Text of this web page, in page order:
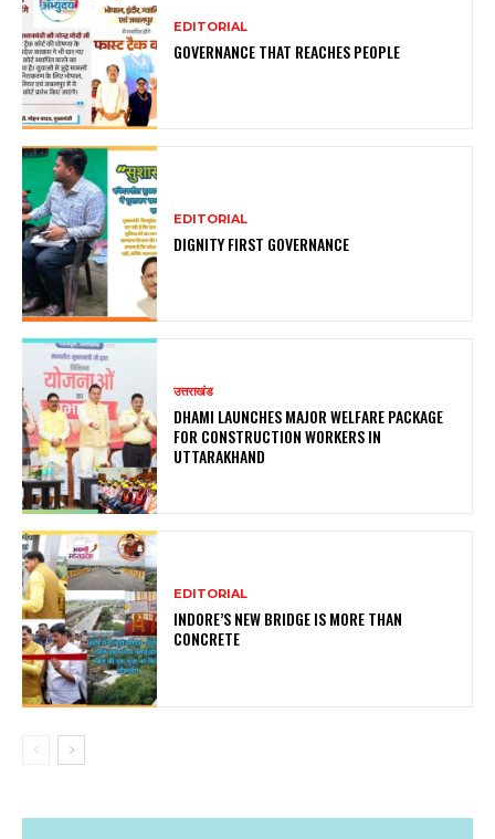
EDITORIAL
GOVERNANCE THAT REACHES PEOPLE
EDITORIAL
DIGNITY FIRST GOVERNANCE
उत्तराखंड
DHAMI LAUNCHES MAJOR WELFARE PACKAGE
FOR CONSTRUCTION WORKERS IN
UTTARAKHAND
EDITORIAL
INDORE’S NEW BRIDGE IS MORE THAN
CONCRETE